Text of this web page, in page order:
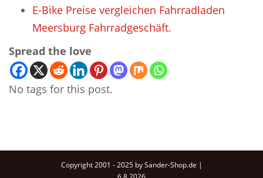
E-Bike Preise vergleichen Fahrradladen
Meersburg Fahrradgeschäft.
Spread the love
No tags for this post.
Copyright 2001 - 2025 by Sander-Shop.de |